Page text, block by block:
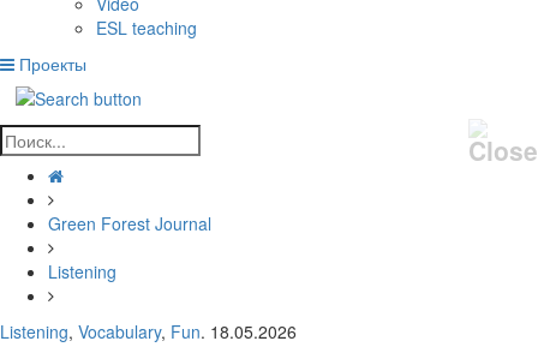
ESL teaching
Проекты
Green Forest Journal
Listening
Listening, Vocabulary, Fun. 18.05.2026